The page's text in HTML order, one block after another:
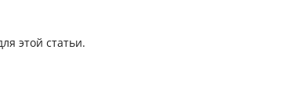
этой статьи.